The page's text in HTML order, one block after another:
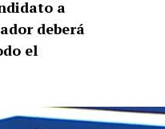
a
deberá
el